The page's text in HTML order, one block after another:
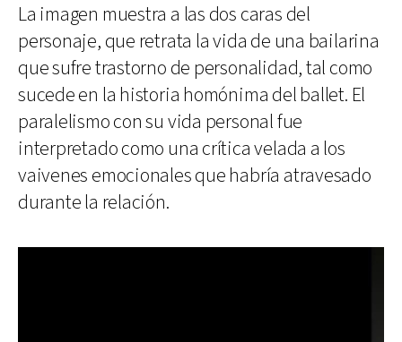
La imagen muestra a las dos caras del
personaje, que retrata la vida de una bailarina
que sufre trastorno de personalidad, tal como
sucede en la historia homónima del ballet. El
paralelismo con su vida personal fue
interpretado como una crítica velada a los
vaivenes emocionales que habría atravesado
durante la relación.